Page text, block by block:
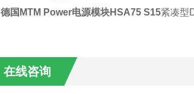
德国 MTM Power电源模块HSA75 S15紧凑型
在线咨询